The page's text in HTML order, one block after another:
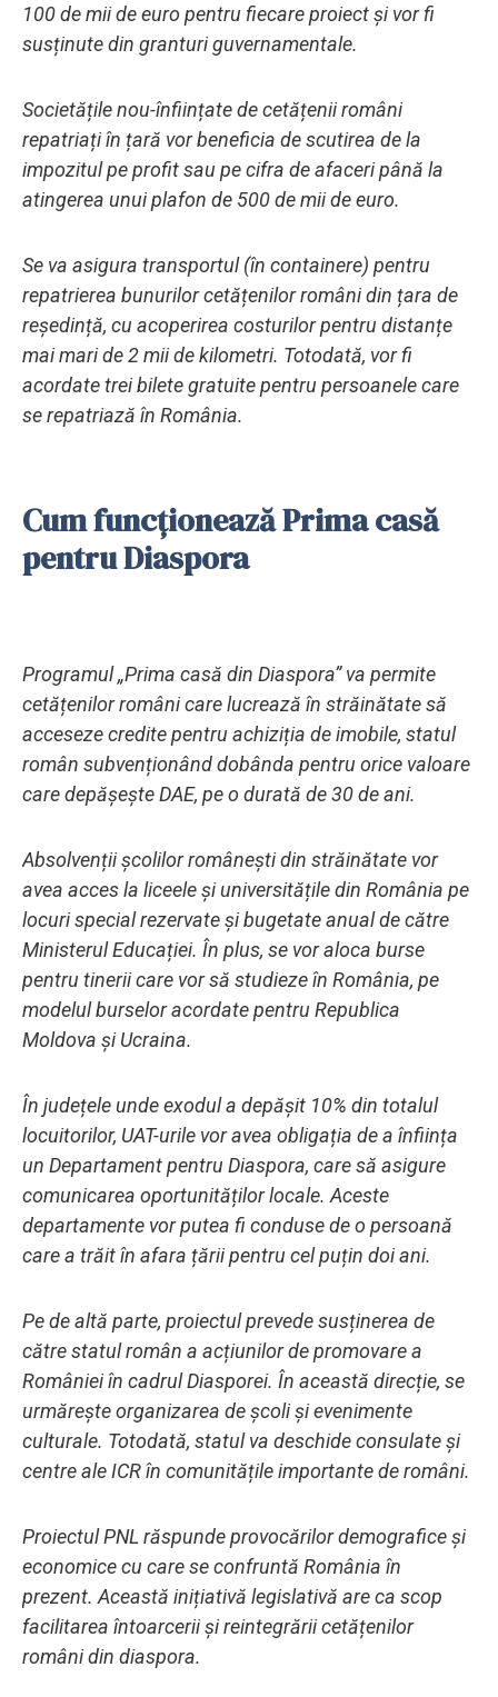
100 de mii de euro pentru fiecare proiect și vor fi
susținute din granturi guvernamentale.
Societățile nou-înființate de cetățenii români
repatriați în țară vor beneficia de scutirea de la
impozitul pe profit sau pe cifra de afaceri până la
atingerea unui plafon de 500 de mii de euro.
Se va asigura transportul (în containere) pentru
repatrierea bunurilor cetățenilor români din țara de
reședință, cu acoperirea costurilor pentru distanțe
mai mari de 2 mii de kilometri. Totodată, vor fi
acordate trei bilete gratuite pentru persoanele care
se repatriază în România.
Cum funcționează Prima casă
pentru Diaspora
Programul „Prima casă din Diaspora” va permite
cetățenilor români care lucrează în străinătate să
acceseze credite pentru achiziția de imobile, statul
român subvenționând dobânda pentru orice valoare
care depășește DAE, pe o durată de 30 de ani.
Absolvenții școlilor românești din străinătate vor
avea acces la liceele și universitățile din România pe
locuri special rezervate și bugetate anual de către
Ministerul Educației. În plus, se vor aloca burse
pentru tinerii care vor să studieze în România, pe
modelul burselor acordate pentru Republica
Moldova și Ucraina.
În județele unde exodul a depășit 10% din totalul
locuitorilor, UAT-urile vor avea obligația de a înființa
un Departament pentru Diaspora, care să asigure
comunicarea oportunităților locale. Aceste
departamente vor putea fi conduse de o persoană
care a trăit în afara țării pentru cel puțin doi ani.
Pe de altă parte, proiectul prevede susținerea de
către statul român a acțiunilor de promovare a
României în cadrul Diasporei. În această direcție, se
urmărește organizarea de școli și evenimente
culturale. Totodată, statul va deschide consulate și
centre ale ICR în comunitățile importante de români.
Proiectul PNL răspunde provocărilor demografice și
economice cu care se confruntă România în
prezent. Această inițiativă legislativă are ca scop
facilitarea întoarcerii și reintegrării cetățenilor
români din diaspora.